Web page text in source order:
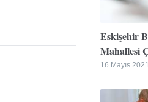
Eskişehir
Mahallesi
16 Mayıs 2021